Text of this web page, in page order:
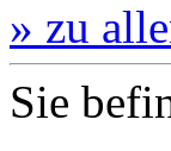
» zu
Sie